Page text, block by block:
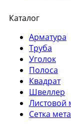
Каталог
Арматура
Труба
Уголок
Полоса
Квадрат
Швеллер
Листовой
Сетка